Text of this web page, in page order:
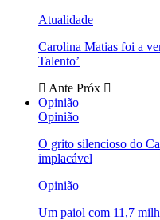
Atualidade
Carolina Matias foi a
Talento’
Ante Próx
Opinião
Opinião
O grito silencioso do
implacável
Opinião
Um paiol com 11,7